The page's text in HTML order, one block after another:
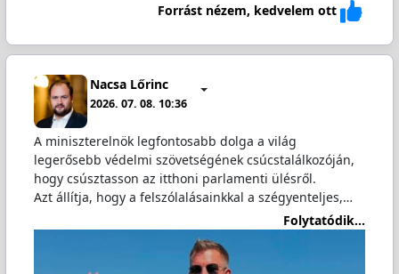
Forrást nézem, kedvelem ott
Nacsa Lőrinc
2026. 07. 08. 10:36
A miniszterelnök legfontosabb dolga a világ
legerősebb védelmi szövetségének csúcstalálkozóján,
hogy csúsztasson az itthoni parlamenti ülésről.
Azt állítja, hogy a felszólalásainkkal a szégyenteljes,…
Folytatódik...